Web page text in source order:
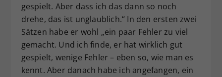
gespielt. Aber dass ich das dann so noch
drehe, das ist unglaublich.“ In den ersten zwei
Sätzen habe er wohl „ein paar Fehler zu viel
gemacht. Und ich finde, er hat wirklich gut
gespielt, wenige Fehler – eben so, wie man es
kennt. Aber danach habe ich angefangen, ein